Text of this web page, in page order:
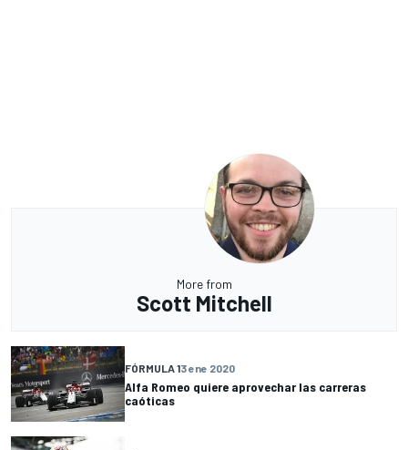
More from
Scott Mitchell
FÓRMULA 13 ene 2020
Alfa Romeo quiere aprovechar las carreras
caóticas